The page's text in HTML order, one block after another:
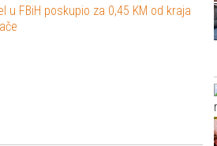
u FBiH poskupio za 0,45 KM od kraja